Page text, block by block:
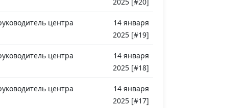
центра
14 января
2025 [#19]
центра
14 января
2025 [#18]
центра
14 января
2025 [#17]